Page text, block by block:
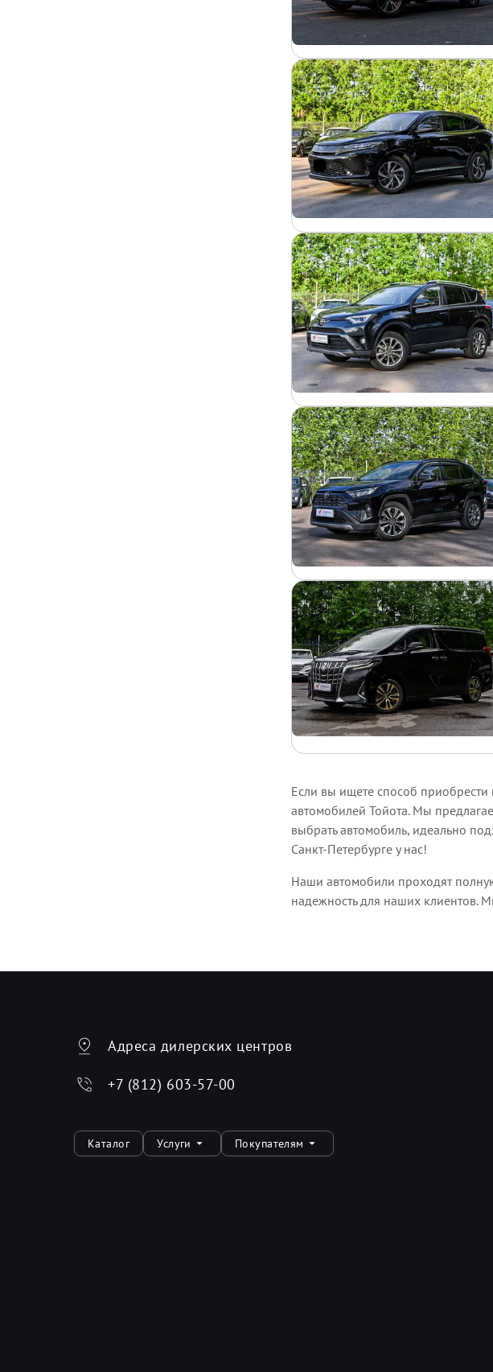
Если вы ищете способ
автомобилей Тойота. Мы
выбрать автомобиль, идеально
Санкт-Петербурге у нас!
Наши автомобили проходят
надежность для наших клиентов.
Адреса дилерских центров
+7 (812) 603-57-00
Каталог Услуги Покупателям